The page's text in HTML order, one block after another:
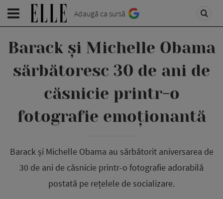
Adaugă ca sursă
Barack și Michelle Obama
sărbătoresc 30 de ani de
căsnicie printr-o
fotografie emoționantă
Barack și Michelle Obama au sărbătorit aniversarea de
30 de ani de căsnicie printr-o fotografie adorabilă
postată pe rețelele de socializare.